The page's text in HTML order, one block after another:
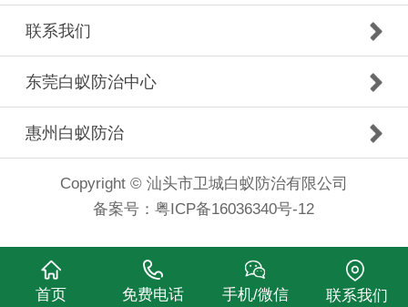
联系我们
东莞白蚁防治中心
惠州白蚁防治
Copyright © 汕头市卫城白蚁防治有限公司
备案号：粤ICP备16036340号-12
首页 免费电话 手机/微信 联系我们